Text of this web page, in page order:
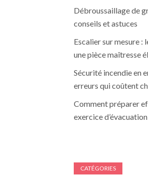
Débroussaillage de
conseils et astuces
Escalier sur mesure :
une pièce maîtresse
Sécurité incendie en
erreurs qui coûtent
Comment préparer
exercice
CATÉGORIES